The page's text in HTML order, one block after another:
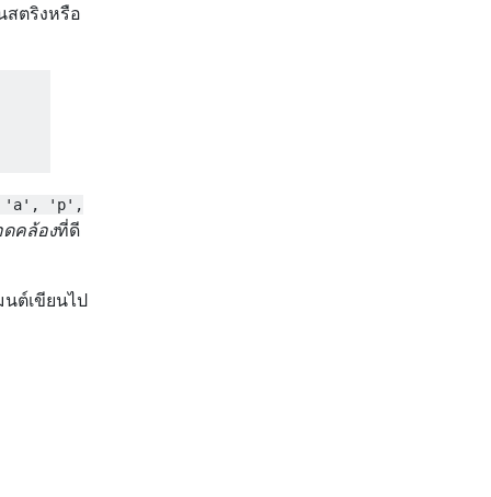
สตริงหรือ
'a', 'p',
ดคล้องที่ดี
ต์เขียนไป